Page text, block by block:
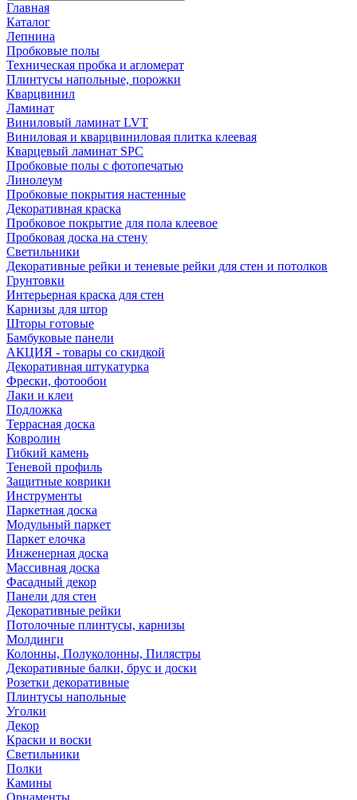
Главная
Каталог
Лепнина
Пробковые полы
Техническая пробка и агломерат
Плинтусы напольные, порожки
Кварцвинил
Ламинат
Виниловый ламинат LVT
Виниловая и кварцвиниловая плитка клеевая
Кварцевый ламинат SPC
Пробковые полы с фотопечатью
Линолеум
Пробковые покрытия настенные
Декоративная краска
Пробковое покрытие для пола клеевое
Пробковая доска на стену
Светильники
Декоративные рейки и теневые рейки для стен и потолков
Грунтовки
Интерьерная краска для стен
Карнизы для штор
Шторы готовые
Бамбуковые панели
АКЦИЯ - товары со скидкой
Декоративная штукатурка
Фрески, фотообои
Лаки и клеи
Подложка
Террасная доска
Ковролин
Гибкий камень
Теневой профиль
Защитные коврики
Инструменты
Паркетная доска
Модульный паркет
Паркет елочка
Инженерная доска
Массивная доска
Фасадный декор
Панели для стен
Декоративные рейки
Потолочные плинтусы, карнизы
Молдинги
Колонны, Полуколонны, Пилястры
Декоративные балки, брус и доски
Розетки декоративные
Плинтусы напольные
Уголки
Декор
Краски и воски
Светильники
Полки
Камины
Орнаменты